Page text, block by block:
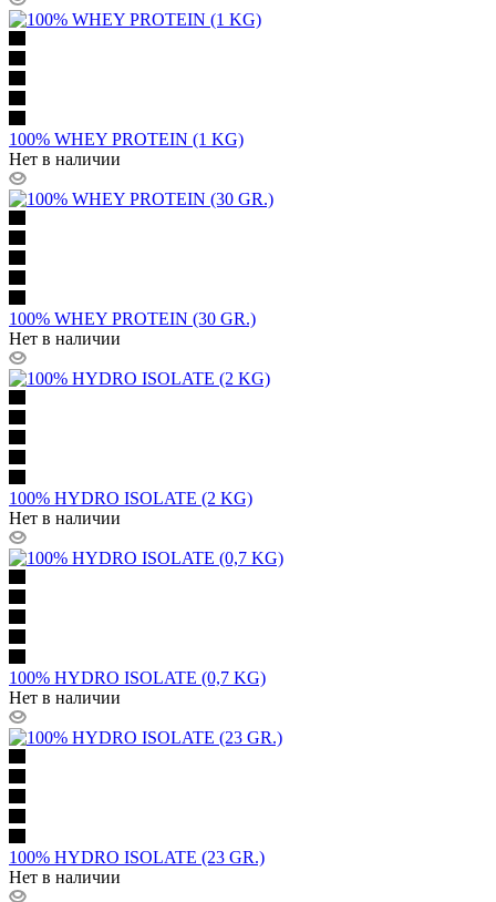
100% WHEY PROTEIN (1 KG)
Нет в наличии
100% WHEY PROTEIN (30 GR.)
Нет в наличии
100% HYDRO ISOLATE (2 KG)
Нет в наличии
100% HYDRO ISOLATE (0,7 KG)
Нет в наличии
100% HYDRO ISOLATE (23 GR.)
Нет в наличии